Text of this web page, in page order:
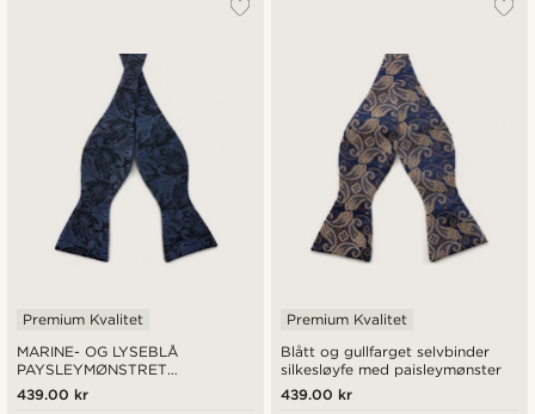
MARINE- OG LYSEBLÅ
PAYSLEYMØNSTRET
SELVBINDER SLØYFE
Premium Kvalitet
439.00 kr
Blått og gullfarget selvbinder
silkesløyfe med paisleymønster
Premium Kvalitet
439.00 kr